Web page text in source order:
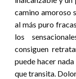
camino amoroso
al más puro
los
consiguen
puede hacer
que transita.